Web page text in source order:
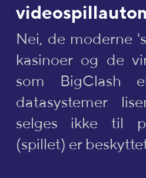
Nei, de moderne
kasinoer og de
som BigClash
datasystemer
selges ikke til
(spillet) er